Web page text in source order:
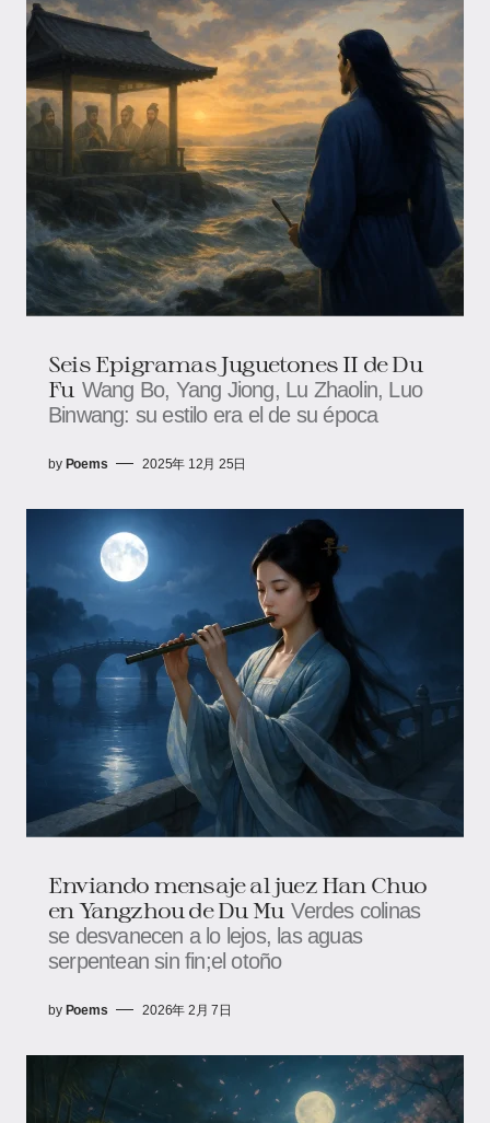
Seis Epigramas Juguetones II de Du
Fu Wang Bo, Yang Jiong, Lu Zhaolin, Luo
Binwang: su estilo era el de su época
by Poems 2025年 12月 25日
Enviando mensaje al juez Han Chuo
en Yangzhou de Du Mu Verdes colinas
se desvanecen a lo lejos, las aguas
serpentean sin fin;el otoño
by Poems 2026年 2月 7日